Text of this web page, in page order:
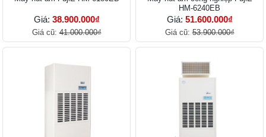
Giá: 38.900.000₫
Giá cũ:41.000.000₫
HM-6240EB
Giá: 51.600.000₫
Giá cũ:53.900.000₫